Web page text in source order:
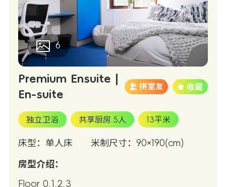
6
Premium Ensuite |
En-suite
拼室友
独立卫浴 共享厨房 5人 13平米
床型：单人床 米制尺寸：90×190(cm)
房型介绍：
Floor 0,1,2,3